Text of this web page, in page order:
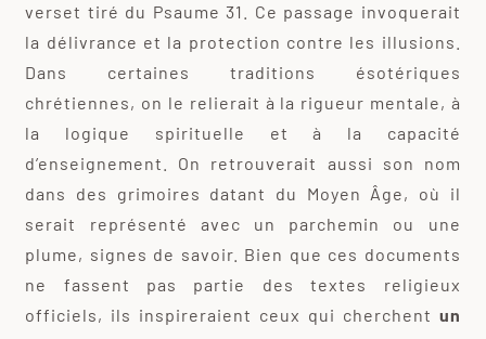
verset tiré du Psaume 31. Ce passage invoquerait
la délivrance et la protection contre les illusions.
Dans certaines traditions ésotériques
chrétiennes, on le relierait à la rigueur mentale, à
la logique spirituelle et à la capacité
d’enseignement. On retrouverait aussi son nom
dans des grimoires datant du Moyen Âge, où il
serait représenté avec un parchemin ou une
plume, signes de savoir. Bien que ces documents
ne fassent pas partie des textes religieux
officiels, ils inspireraient ceux qui cherchent un